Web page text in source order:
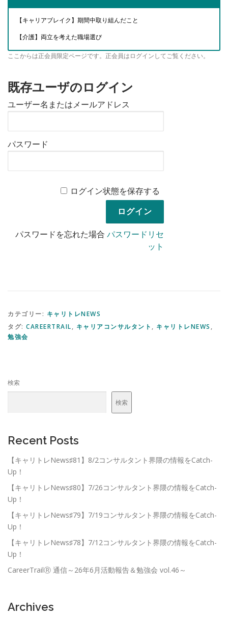
【キャリアブレイク】期間中取り組んだこと
【介護】両立を考えた職場選び
ここからは正会員限定ページです。正会員はログインしてご覧ください。
既存ユーザのログイン
ユーザー名またはメールアドレス
パスワード
ログイン状態を保存する
パスワードを忘れた場合パスワードリセ
ット
カテゴリー: キャリトレNEWS
タグ: CAREERTRAIL, キャリアコンサルタント, キャリトレNEWS,
勉強会
検索
検索
Recent Posts
【キャリトレNews♯81】8/2コンサルタント界隈の情報をCatch-
Up！
【キャリトレNews♯80】7/26コンサルタント界隈の情報をCatch-
Up！
【キャリトレNews♯79】7/19コンサルタント界隈の情報をCatch-
Up！
【キャリトレNews♯78】7/12コンサルタント界隈の情報をCatch-
Up！
CareerTrailⓇ 通信～26年6月活動報告＆勉強会 vol.46～
Archives